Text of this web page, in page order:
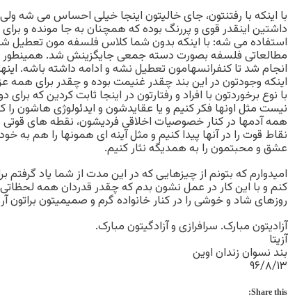
با اینکه با رفتنتون، جای خالیتون اینجا خیلی احساس می شه ولی
داشتین اینقدر قوی و پررنگ بوده که همچنان به جا مونده و
استفاده می شه: با اینکه بدون شما کلاس فلسفه مون تعطیل
مطالعاتی فلسفه بصورت دسته جمعی جایگزینش شد.
انجام شد تا کنفرانسهامون تعطیل نشه و ادامه داشته باشه.
اینکه وجودتون در این بند چقدر غنیمت بوده و چقدر برای همه
با نوع برخوردتون با افراد و رفتارتون در اینجا ثابت کردین که
نیست مثل اونها فکر کنیم و یا عقایدشون و ایدئولوژی هاشون را
همه آدمها در کنار خصوصیات اخلاقی فردیشون، نقطه های قوتی
نقاط قوت را در آنها پیدا کنیم و مثل آینه ای همونها را هم
عشق و محبتمون را به همدیگه نثار کنیم.
امیدوارم که بتونم از چیزهایی که در این مدت از شما یاد
کنم و با این کار در عمل نشون بدم که چقدر قدردان همه
روزهای شاد و خوشی را در کنار خانواده گرم و صمیمیتون براتون
آزادیتون مبارک. سرافرازی و آزادگیتون مبارک.
آزیتا
بند نسوان زندان اوین
۹۶/۸/۱۳
Share this: